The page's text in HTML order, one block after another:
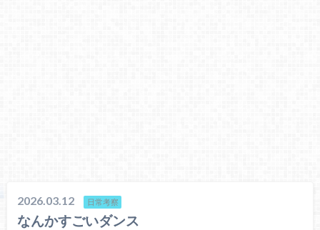
2026.03.12 日常考察
なんかすごいダンス